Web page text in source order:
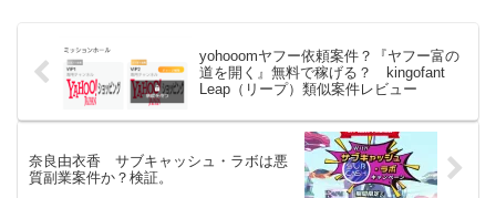
yohooomヤフー依頼案件？『ヤフー富の
道を開く』無料で稼げる？ kingofant
Leap（リープ）類似案件レビュー
奈良由衣香 サブキャッシュ・ラボは悪
質副業案件か？検証。